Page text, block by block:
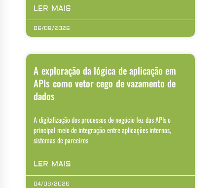
LER MAIS
06/08/2026
A exploração da lógica de aplicação em
APIs como vetor cego de vazamento de
dados
A digitalização dos processos de negócio fez das APIs o
principal meio de integração entre aplicações internas,
sistemas de parceiros
LER MAIS
04/08/2026